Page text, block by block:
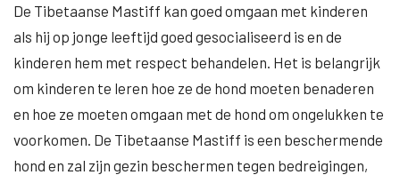
De Tibetaanse Mastiff kan goed omgaan met kinderen
als hij op jonge leeftijd goed gesocialiseerd is en de
kinderen hem met respect behandelen. Het is belangrijk
om kinderen te leren hoe ze de hond moeten benaderen
en hoe ze moeten omgaan met de hond om ongelukken te
voorkomen. De Tibetaanse Mastiff is een beschermende
hond en zal zijn gezin beschermen tegen bedreigingen,